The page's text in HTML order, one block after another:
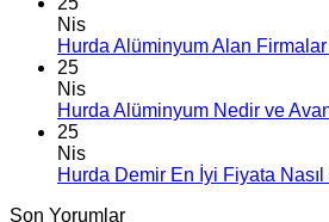
Nis
Hurda Alüminyum Alan
25
Nis
Hurda Alüminyum Nedir ve
25
Nis
Hurda Demir En İyi Fiyata Nasıl
Son Yorumlar